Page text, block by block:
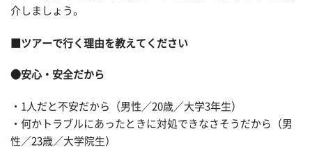
介しましょう。
■ツアーで行く理由を教えてください
●安心・安全だから
・1人だと不安だから（男性／20歳／大学3年生）
・何かトラブルにあったときに対処できなさそうだから（男
性／23歳／大学院生）